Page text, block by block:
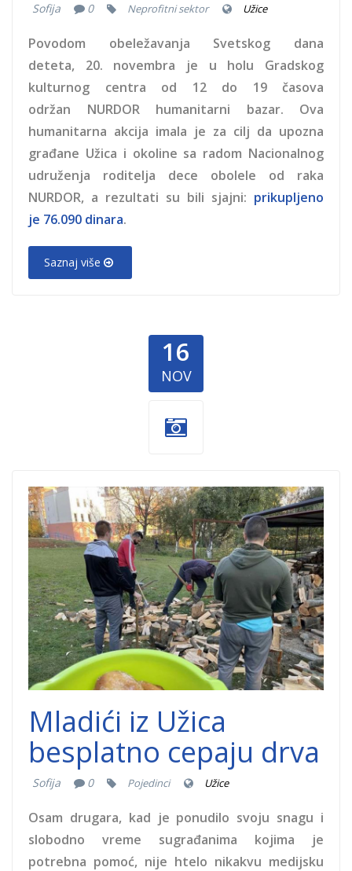
Sofija 0 Neprofitni sektor Užice
Povodom obeležavanja Svetskog dana
deteta, 20. novembra je u holu Gradskog
kulturnog centra od 12 do 19 časova
održan NURDOR humanitarni bazar. Ova
humanitarna akcija imala je za cilj da upozna
građane Užica i okoline sa radom Nacionalnog
udruženja roditelja dece obolele od raka
NURDOR, a rezultati su bili sjajni: prikupljeno
je 76.090 dinara.
Saznaj više
16
NOV
Uzice-2.jpg
Mladići iz Užica
besplatno cepaju drva
Sofija 0 Pojedinci Užice
Osam drugara, kad je ponudilo svoju snagu i
slobodno vreme sugrađanima kojima je
potrebna pomoć, nije htelo nikakvu medijsku